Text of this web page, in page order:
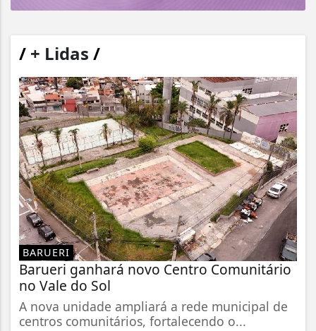
/ + Lidas /
BARUERI
Barueri ganhará novo Centro Comunitário
no Vale do Sol
A nova unidade ampliará a rede municipal de
centros comunitários, fortalecendo o...